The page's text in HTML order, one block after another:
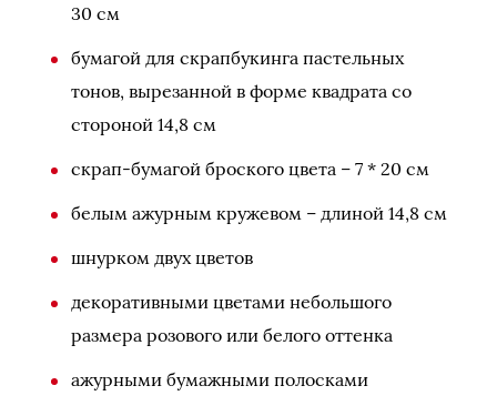
30 см
бумагой для скрапбукинга пастельных
тонов, вырезанной в форме квадрата со
стороной 14,8 см
скрап-бумагой броского цвета – 7 * 20 см
белым ажурным кружевом – длиной 14,8 см
шнурком двух цветов
декоративными цветами небольшого
размера розового или белого оттенка
ажурными бумажными полосками